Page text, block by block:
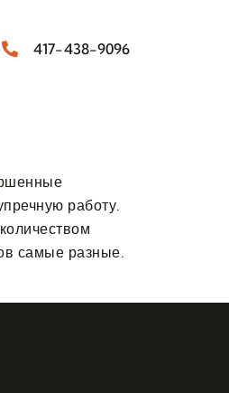
417-438-9096
работу.
самые разные.